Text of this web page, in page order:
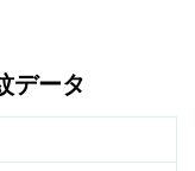
データ